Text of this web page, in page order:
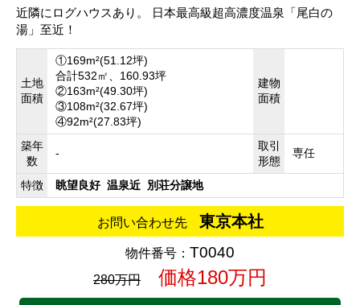
近隣にログハウスあり。 日本最高級超高濃度温泉「尾白の
湯」至近！
土地
面積
①169m²(51.12坪)
合計532㎡、160.93坪
②163m²(49.30坪)
③108m²(32.67坪)
④92m²(27.83坪)
建物
面積
築年
数
-
取引
形態
専任
特徴 眺望良好 温泉近 別荘分譲地
お問い合わせ先 東京本社
物件番号： T0040
280万円 価格180万円